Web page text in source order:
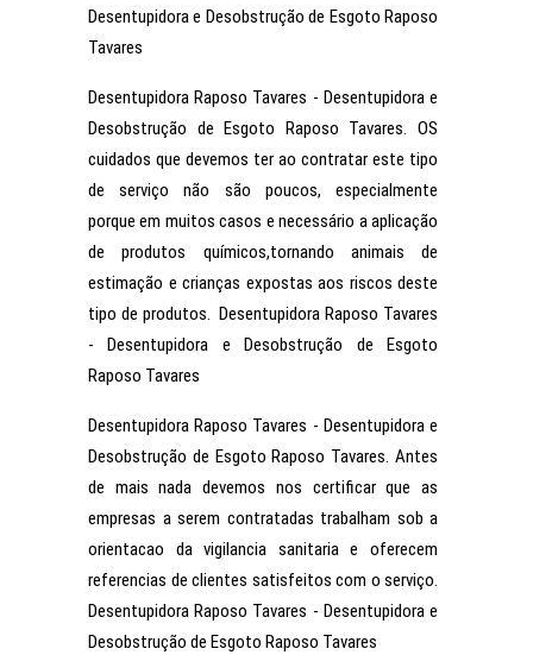
Desentupidora e Desobstrução de Esgoto Raposo
Tavares
Desentupidora Raposo Tavares - Desentupidora e
Desobstrução de Esgoto Raposo Tavares. OS
cuidados que devemos ter ao contratar este tipo
de serviço não são poucos, especialmente
porque em muitos casos e necessário a aplicação
de produtos químicos,tornando animais de
estimação e crianças expostas aos riscos deste
tipo de produtos. Desentupidora Raposo Tavares
- Desentupidora e Desobstrução de Esgoto
Raposo Tavares
Desentupidora Raposo Tavares - Desentupidora e
Desobstrução de Esgoto Raposo Tavares. Antes
de mais nada devemos nos certificar que as
empresas a serem contratadas trabalham sob a
orientacao da vigilancia sanitaria e oferecem
referencias de clientes satisfeitos com o serviço.
Desentupidora Raposo Tavares - Desentupidora e
Desobstrução de Esgoto Raposo Tavares